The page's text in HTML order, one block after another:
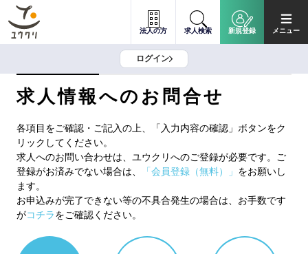
法人の方 求人検索 新規登録 メニュー
ログイン
求人情報へのお問合せ
各項目をご確認・ご記入の上、「入力内容の確認」ボタンをク
リックしてください。
求人へのお問い合わせは、ユウクリへのご登録が必要です。ご
登録がお済みでない場合は、
「会員登録（無料）」 をお願いし
ます。
お申込みが完了できない等の不具合発生の場合は、お手数です
がコチラをご確認ください。